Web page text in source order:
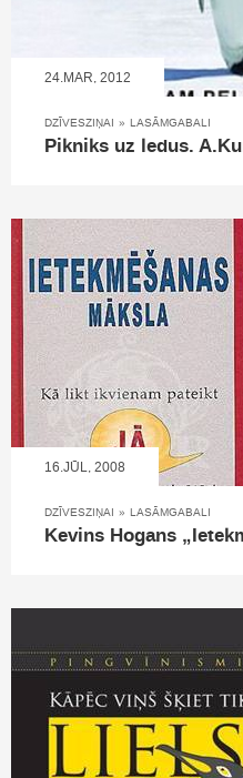
24.MAR, 2012
DZĪVESZIŅAI » LASĀMGABALI
Pikniks uz ledus.
16.JŪL, 2008
DZĪVESZIŅAI » LASĀMGABALI
Kevins Hogans